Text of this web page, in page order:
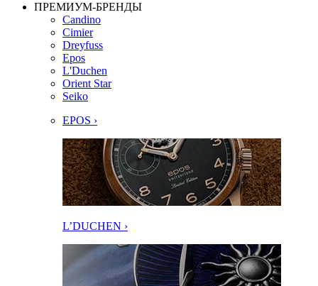
ПРЕМИУМ-БРЕНДЫ
Candino
Cimier
Dreyfuss
Epos
L'Duchen
Orient Star
Seiko
EPOS ›
L’DUCHEN ›